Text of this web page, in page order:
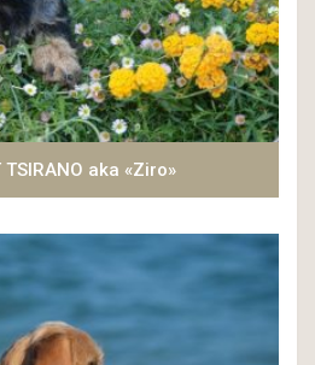
TSIRANO aka «Ziro»